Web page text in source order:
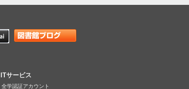
ITサービス
全学認証アカウント